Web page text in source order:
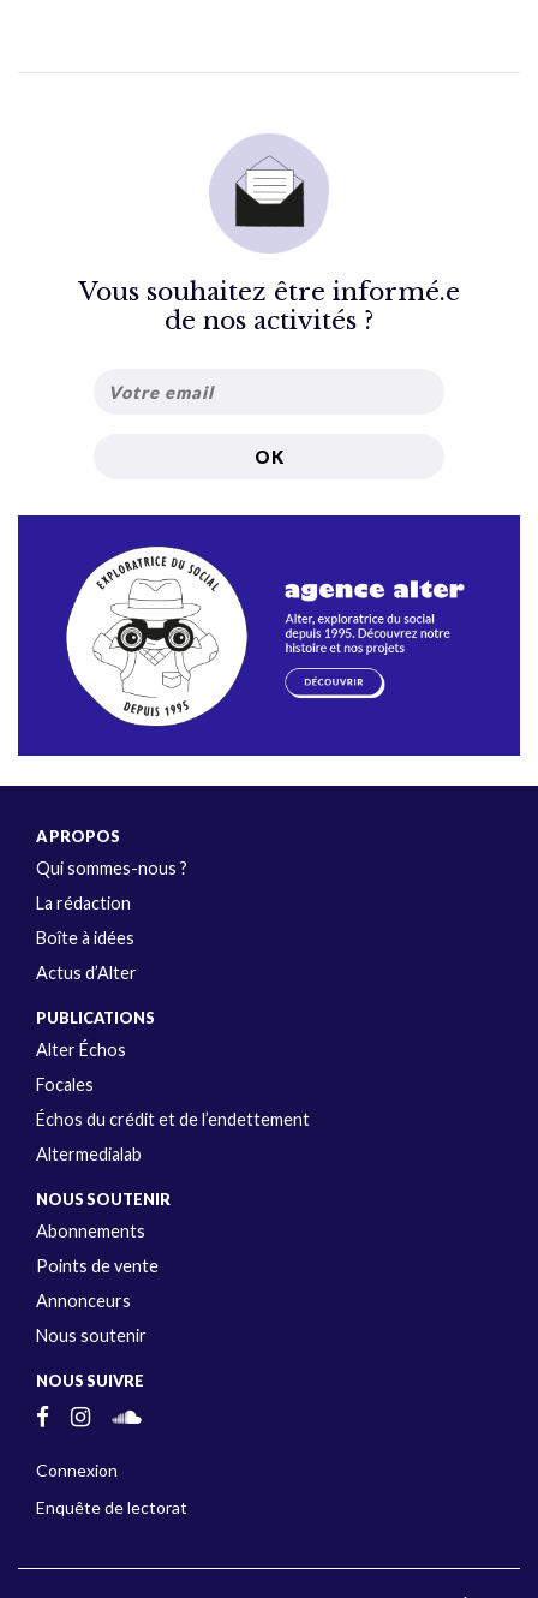
Vous souhaitez être informé.e
de nos activités ?
A PROPOS
Qui sommes-nous ?
La rédaction
Boîte à idées
Actus d’Alter
PUBLICATIONS
Alter Échos
Focales
Échos du crédit et de l’endettement
Altermedialab
NOUS SOUTENIR
Abonnements
Points de vente
Annonceurs
Nous soutenir
NOUS SUIVRE
Connexion
Enquête de lectorat